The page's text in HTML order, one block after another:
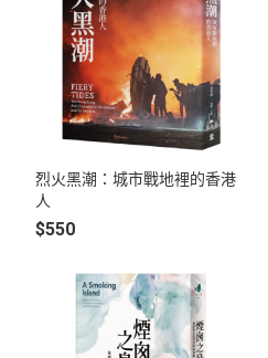
烈火黑潮：城市戰地裡的香港
人
$550